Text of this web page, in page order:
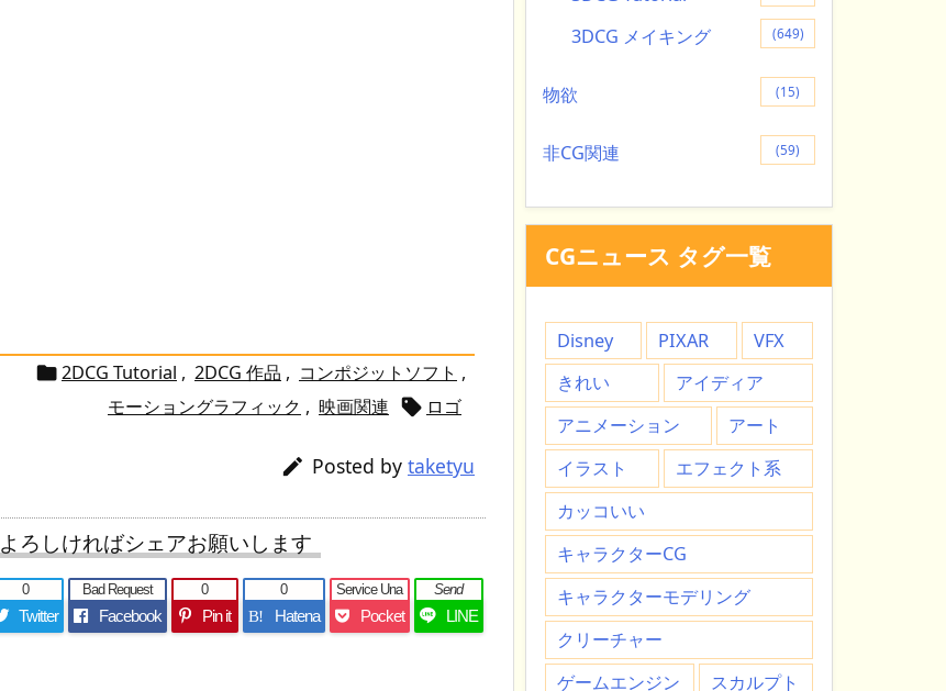
2DCG Tutorial , 2DCG 作品 , コンポジットソフト ,
モーショングラフィック , 映画関連  ロゴ
 Posted by taketyu
よろしければシェアお願いします
Twitter
0
Facebook
Bad Request
Pin it
0
B!
Hatena
0
Pocket
Service Una
LINE
Send
3DCG メイキング (649)
物欲 (15)
非CG関連 (59)
CGニュース タグ一覧
Disney PIXAR
VFX
きれい
アイディア
アニメーション
アート
イラスト
エフェクト系
カッコいい
キャラクターCG
キャラクターモデリング
クリーチャー
ゲームエンジン
スカルプト